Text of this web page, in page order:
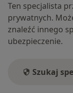
Ten specjalista
prywatnych.
znaleźć innego
ubezpieczenie.
Szukaj